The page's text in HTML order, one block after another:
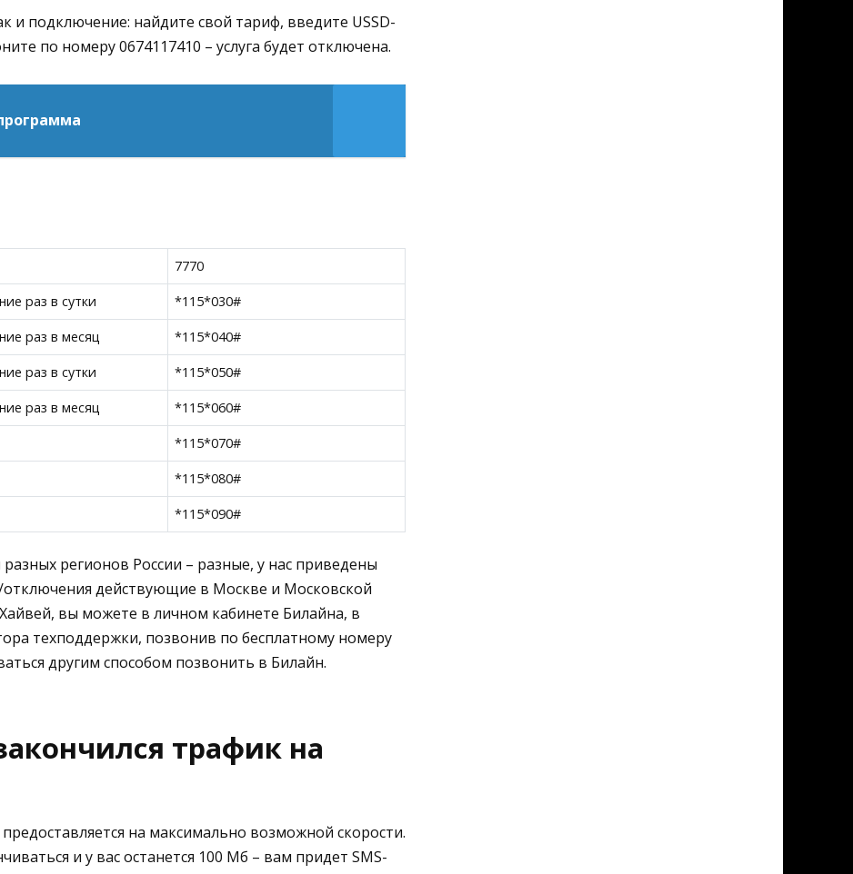
и подключение: найдите свой тариф, введите USSD-
по номеру 0674117410 – услуга будет отключена.
7770
раз в сутки *115*030#
раз в месяц *115*040#
раз в сутки *115*050#
раз в месяц *115*060#
*115*070#
*115*080#
*115*090#
регионов России – разные, у нас приведены
действующие в Москве и Московской
вы можете в личном кабинете Билайна, в
техподдержки, позвонив по бесплатному номеру
другим способом позвонить в Билайн.
трафик на
на максимально возможной скорости.
и у вас останется 100 Мб – вам придет SMS-